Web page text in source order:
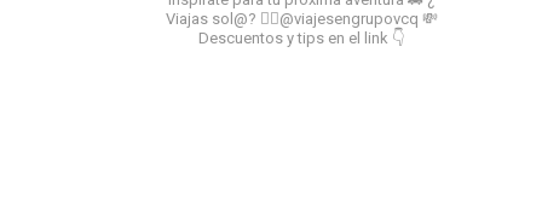
Viajas sol@? 👉🏻@viajesengrupovcq 💸
Descuentos y tips en el link 👇